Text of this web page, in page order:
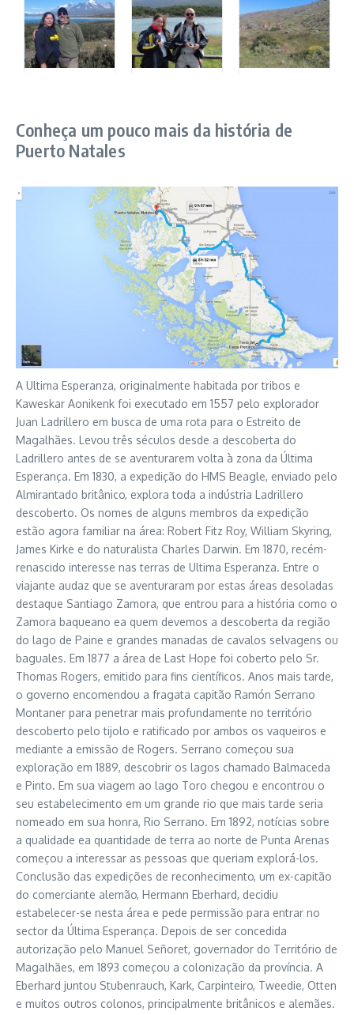
Conheça um pouco mais da história de
Puerto Natales
A Ultima Esperanza, originalmente habitada por tribos e
Kaweskar Aonikenk foi executado em 1557 pelo explorador
Juan Ladrillero em busca de uma rota para o Estreito de
Magalhães. Levou três séculos desde a descoberta do
Ladrillero antes de se aventurarem volta à zona da Última
Esperança. Em 1830, a expedição do HMS Beagle, enviado pelo
Almirantado britânico, explora toda a indústria Ladrillero
descoberto. Os nomes de alguns membros da expedição
estão agora familiar na área: Robert Fitz Roy, William Skyring,
James Kirke e do naturalista Charles Darwin. Em 1870, recém-
renascido interesse nas terras de Ultima Esperanza. Entre o
viajante audaz que se aventuraram por estas áreas desoladas
destaque Santiago Zamora, que entrou para a história como o
Zamora baqueano ea quem devemos a descoberta da região
do lago de Paine e grandes manadas de cavalos selvagens ou
baguales. Em 1877 a área de Last Hope foi coberto pelo Sr.
Thomas Rogers, emitido para fins científicos. Anos mais tarde,
o governo encomendou a fragata capitão Ramón Serrano
Montaner para penetrar mais profundamente no território
descoberto pelo tijolo e ratificado por ambos os vaqueiros e
mediante a emissão de Rogers. Serrano começou sua
exploração em 1889, descobrir os lagos chamado Balmaceda
e Pinto. Em sua viagem ao lago Toro chegou e encontrou o
seu estabelecimento em um grande rio que mais tarde seria
nomeado em sua honra, Rio Serrano. Em 1892, notícias sobre
a qualidade ea quantidade de terra ao norte de Punta Arenas
começou a interessar as pessoas que queriam explorá-los.
Conclusão das expedições de reconhecimento, um ex-capitão
do comerciante alemão, Hermann Eberhard, decidiu
estabelecer-se nesta área e pede permissão para entrar no
sector da Última Esperança. Depois de ser concedida
autorização pelo Manuel Señoret, governador do Território de
Magalhães, em 1893 começou a colonização da província. A
Eberhard juntou Stubenrauch, Kark, Carpinteiro, Tweedie, Otten
e muitos outros colonos, principalmente britânicos e alemães.